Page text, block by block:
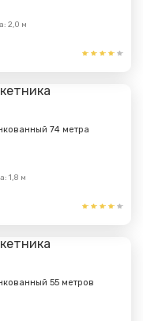
2,0 м
74 метра
1,8 м
55 метров
свяжется с